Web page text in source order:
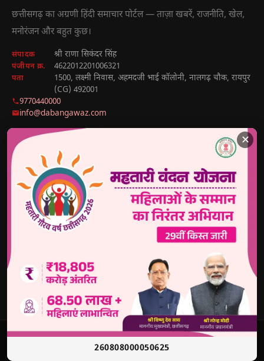
छत्तीसगढ़ का अग्रणी हिंदी समाचार पोर्टल — ताज़ा खबरें, राजनीति, खेल,
मनोरंजन और बहुत कुछ।
संपादक श्री राणा सिकंदर सिंह
पंजीयन क्र. 4622012201006321
पता
1500, लक्ष्मी निवास, अहमदजी भाई कॉलोनी, नालगढ़ चौक, रायपुर
(CG) 492001
9770440000
info@dabangawaz.com
मुख्य खबरें
छत्तीसगढ़
अंतराष्ट्रीय
व्यापार
शिक्षा
राज्य
होम
हमारे बारे में
संपर्क करें
Disclaimer
Privacy Policy
Sitemap
News Sitemap
🔐 Reporter
Login
© 2026Dabang Awaz— सर्वाधिकार सुरक्षित | Sole Proprietor:
Rana Sikander Singh | Reg. No. 4622012201006321, Raipur
✕
260808000050625